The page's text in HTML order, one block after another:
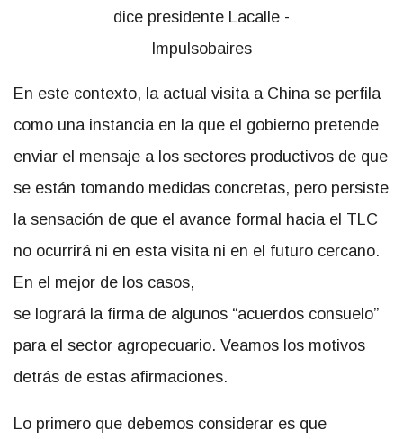
En este contexto, la actual visita a China se perfila
como una instancia en la que el gobierno pretende
enviar el mensaje a los sectores productivos de que
se están tomando medidas concretas, pero persiste
la sensación de que el avance formal hacia el TLC
no ocurrirá ni en esta visita ni en el futuro cercano.
En el mejor de los casos,
se logrará la firma de algunos “acuerdos consuelo”
para el sector agropecuario. Veamos los motivos
detrás de estas afirmaciones.
Lo primero que debemos considerar es que